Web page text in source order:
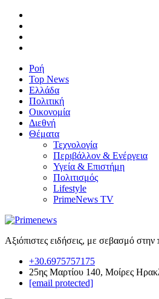
Ροή
Top News
Ελλάδα
Πολιτική
Οικονομία
Διεθνή
Θέματα
Τεχνολογία
Περιβάλλον & Ενέργεια
Υγεία & Επιστήμη
Πολιτισμός
Lifestyle
PrimeNews TV
Αξιόπιστες ειδήσεις, με σεβασμό
+30.6975757175
25ης Μαρτίου 140, Μοίρες
[email protected]